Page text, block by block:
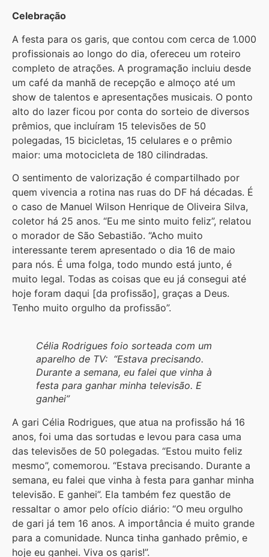
Celebração
A festa para os garis, que contou com cerca de 1.000
profissionais ao longo do dia, ofereceu um roteiro
completo de atrações. A programação incluiu desde
um café da manhã de recepção e almoço até um
show de talentos e apresentações musicais. O ponto
alto do lazer ficou por conta do sorteio de diversos
prêmios, que incluíram 15 televisões de 50
polegadas, 15 bicicletas, 15 celulares e o prêmio
maior: uma motocicleta de 180 cilindradas.
O sentimento de valorização é compartilhado por
quem vivencia a rotina nas ruas do DF há décadas. É
o caso de Manuel Wilson Henrique de Oliveira Silva,
coletor há 25 anos. “Eu me sinto muito feliz”, relatou
o morador de São Sebastião. “Acho muito
interessante terem apresentado o dia 16 de maio
para nós. É uma folga, todo mundo está junto, é
muito legal. Todas as coisas que eu já consegui até
hoje foram daqui [da profissão], graças a Deus.
Tenho muito orgulho da profissão”.
Célia Rodrigues foio sorteada com um
aparelho de TV: “Estava precisando.
Durante a semana, eu falei que vinha à
festa para ganhar minha televisão. E
ganhei”
A gari Célia Rodrigues, que atua na profissão há 16
anos, foi uma das sortudas e levou para casa uma
das televisões de 50 polegadas. “Estou muito feliz
mesmo”, comemorou. “Estava precisando. Durante a
semana, eu falei que vinha à festa para ganhar minha
televisão. E ganhei”. Ela também fez questão de
ressaltar o amor pelo ofício diário: “O meu orgulho
de gari já tem 16 anos. A importância é muito grande
para a comunidade. Nunca tinha ganhado prêmio, e
hoje eu ganhei. Viva os garis!”.